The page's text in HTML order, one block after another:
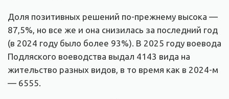
Доля позитивных решений по-прежнему высока —
87,5%, но все же и она снизилась за последний год
(в 2024 году было более 93%). В 2025 году воевода
Подляского воеводства выдал 4143 вида на
жительство разных видов, в то время как в 2024-м
— 6555.